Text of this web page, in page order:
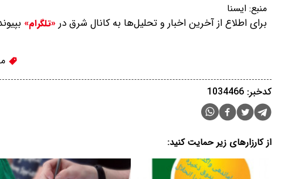
منبع: ایسنا
برای اطلاع از آخرین اخبار و تحلیل‌ها به کانال شرق در «تلگرام»
کدخبر: 1034466
از کارزارهای زیر حمایت کنید: